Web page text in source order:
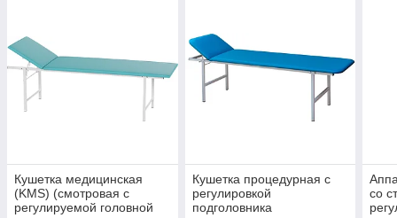
Кушетка медицинская
(KMS) (смотровая с
регулируемой головной
Кушетка процедурная с
регулировкой
подголовника
со